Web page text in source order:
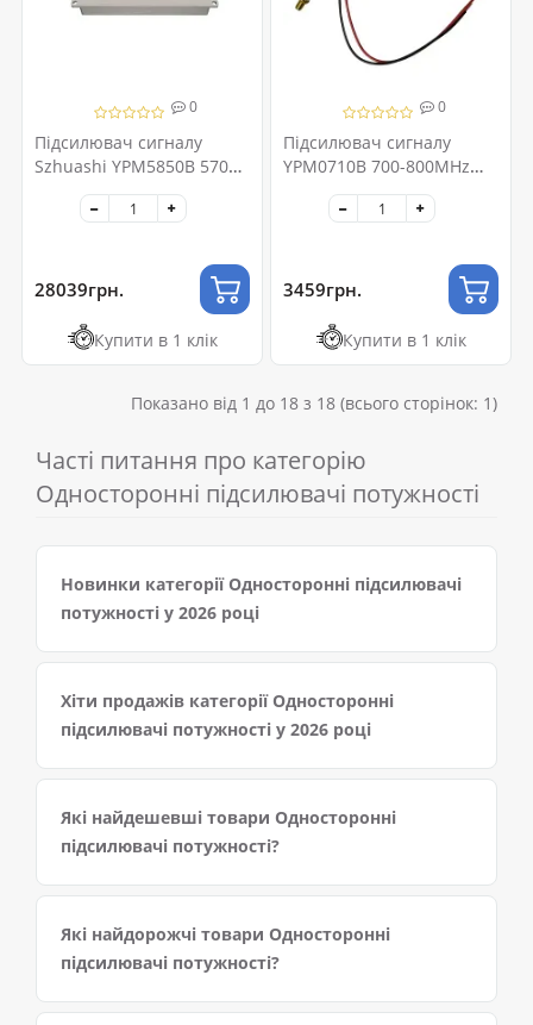
0
Підсилювач сигналу
Szhuashi YPM5850B 5700-
5900MHz
28039грн.
Купити в 1 клік
0
Підсилювач сигналу
YPM0710B 700-800MHz
3459грн.
Купити в 1 клік
Показано від 1 до 18 з 18 (всього сторінок: 1)
Часті питання про категорію
Односторонні підсилювачі потужності
Новинки категорії Односторонні підсилювачі
потужності у 2026 році
Хіти продажів категорії Односторонні
підсилювачі потужності у 2026 році
Які найдешевші товари Односторонні
підсилювачі потужності?
Які найдорожчі товари Односторонні
підсилювачі потужності?